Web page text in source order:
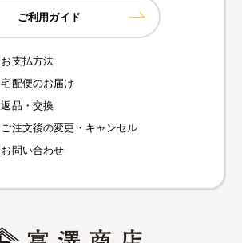
ご利用ガイド
お支払方法
宅配便のお届け
返品・交換
ご注文後の変更・キャンセル
お問い合わせ